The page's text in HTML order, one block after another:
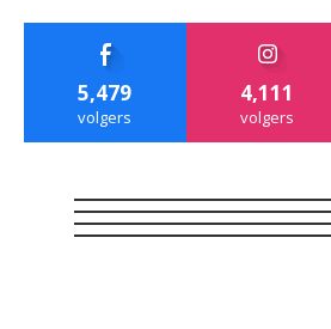
5,479
volgers
4,111
volgers